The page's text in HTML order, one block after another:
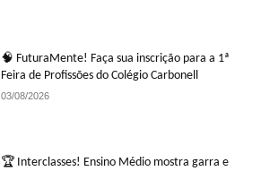
🧠 FuturaMente! Faça sua inscrição para a 1ª
Feira de Profissões do Colégio Carbonell
03/08/2026
🏆 Interclasses! Ensino Médio mostra garra e